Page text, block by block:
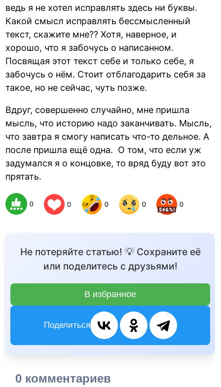
ведь я не хотел исправлять здесь ни буквы.
Какой смысл исправлять бессмысленный
текст, скажите мне?? Хотя, наверное, и
хорошо, что я забочусь о написанном.
Посвящая этот текст себе и только себе, я
забочусь о нём. Стоит отблагодарить себя за
такое, но не сейчас, чуть позже.
Вдруг, совершенно случайно, мне пришла
мысль, что историю надо заканчивать. Мысль,
что завтра я смогу написать что-то дельное. А
после пришла ещё одна. О том, что если уж
задумался я о концовке, то вряд буду вот это
прятать.
0 0 0 0 0
Не потеряйте статью! 💡 Сохраните её
или поделитесь с друзьями!
В избранное
Поделиться
0 комментариев